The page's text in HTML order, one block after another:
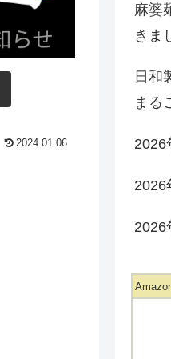
2024.01.06
麻婆
きま
日和
まる
2026
2026
2026